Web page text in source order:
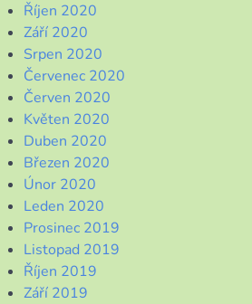
Říjen 2020
Září 2020
Srpen 2020
Červenec 2020
Červen 2020
Květen 2020
Duben 2020
Březen 2020
Únor 2020
Leden 2020
Prosinec 2019
Listopad 2019
Říjen 2019
Září 2019